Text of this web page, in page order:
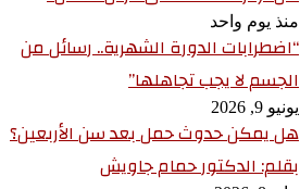
منذ يوم واحد
“اضطرابات الدورة الشهرية.. رسائل من
الجسم لا يجب تجاهلها”
يونيو 9, 2026
هل يمكن حدوث حمل بعد سن الأربعين؟
بقلم: الدكتور حمام جاويش